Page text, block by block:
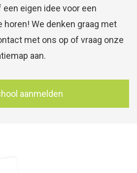
eigen idee voor een
horen! We denken graag met
met ons op of vraag onze
aan.
aanmelden